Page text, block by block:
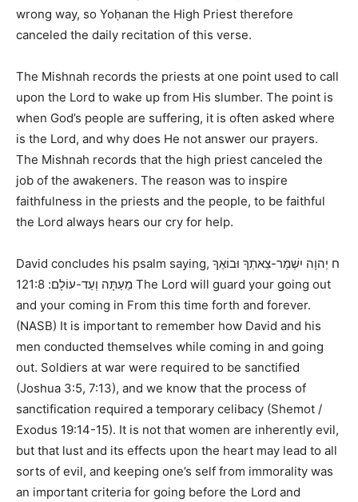
wrong way, so Yoḥanan the High Priest therefore
canceled the daily recitation of this verse.
The Mishnah records the priests at one point used to call
upon the Lord to wake up from His slumber. The point is
when God’s people are suffering, it is often asked where
is the Lord, and why does He not answer our prayers.
The Mishnah records that the high priest canceled the
job of the awakeners. The reason was to inspire
faithfulness in the priests and the people, to be faithful
the Lord always hears our cry for help.
David concludes his psalm saying, ח יְהוָה יִשְׁמָר-צֵאתְךָ וּבוֹאֶךָ
מֵעַתָּה וְעַד-עוֹלָם: 121:8 The Lord will guard your going out
and your coming in From this time forth and forever.
(NASB) It is important to remember how David and his
men conducted themselves while coming in and going
out. Soldiers at war were required to be sanctified
(Joshua 3:5, 7:13), and we know that the process of
sanctification required a temporary celibacy (Shemot /
Exodus 19:14-15). It is not that women are inherently evil,
but that lust and its effects upon the heart may lead to all
sorts of evil, and keeping one’s self from immorality was
an important criteria for going before the Lord and